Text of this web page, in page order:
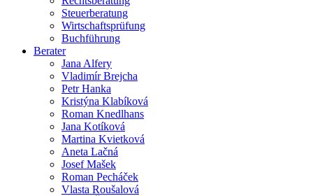
Steuerberatung
Wirtschaftsprüfung
Buchführung
Berater
Jana Alfery
Vladimír Brejcha
Petr Hanka
Kristýna Klabíková
Roman Knedlhans
Jana Kotíková
Martina Kvietková
Aneta Lačná
Josef Mašek
Roman Pecháček
Vlasta Roušalová